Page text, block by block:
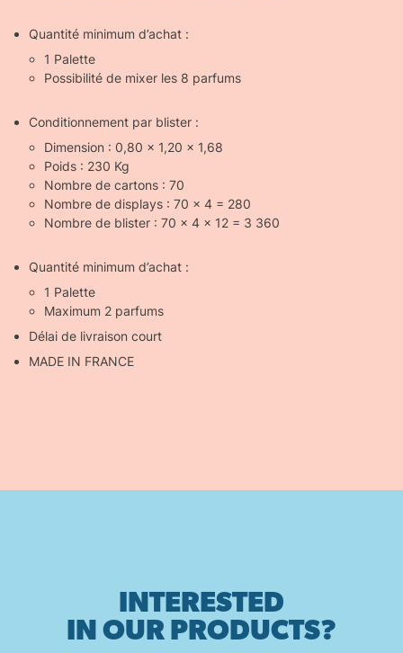
Quantité minimum d’achat :
1 Palette
Possibilité de mixer les 8 parfums
Conditionnement par blister :
Dimension : 0,80 x 1,20 x 1,68
Poids : 230 Kg
Nombre de cartons : 70
Nombre de displays : 70 x 4 = 280
Nombre de blister : 70 x 4 x 12 = 3 360
Quantité minimum d’achat :
1 Palette
Maximum 2 parfums
Délai de livraison court
MADE IN FRANCE
INTERESTED
IN OUR PRODUCTS?